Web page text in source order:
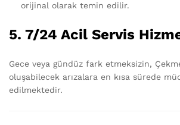
orijinal olarak temin edilir.
5. 7/24 Acil Servis
Gece veya gündüz fark etmeksizin,
oluşabilecek arızalara en kısa sürede
edilmektedir.